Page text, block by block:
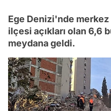
Ege Denizi'nde
ilçesi açıkları olan 6,6
meydana geldi.